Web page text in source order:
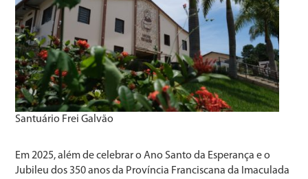
Santuário Frei Galvão
Em 2025, além de celebrar o Ano Santo da Esperança e o
Jubileu dos 350 anos da Província Franciscana da Imaculada